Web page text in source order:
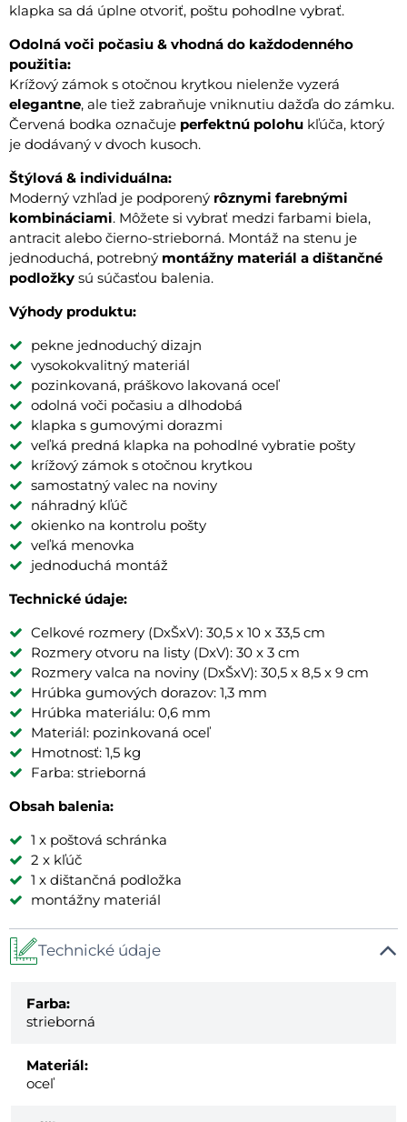
klapka sa dá úplne otvoriť, poštu pohodlne vybrať.
Odolná voči počasiu & vhodná do každodenného
použitia:
Krížový zámok s otočnou krytkou nielenže vyzerá
elegantne, ale tiež zabraňuje vniknutiu dažďa do zámku.
Červená bodka označuje perfektnú polohu kľúča, ktorý
je dodávaný v dvoch kusoch.
Štýlová & individuálna:
Moderný vzhľad je podporený rôznymi farebnými
kombináciami. Môžete si vybrať medzi farbami biela,
antracit alebo čierno-strieborná. Montáž na stenu je
jednoduchá, potrebný montážny materiál a dištančné
podložky sú súčasťou balenia.
Výhody produktu:
pekne jednoduchý dizajn
vysokokvalitný materiál
pozinkovaná, práškovo lakovaná oceľ
odolná voči počasiu a dlhodobá
klapka s gumovými dorazmi
veľká predná klapka na pohodlné vybratie pošty
krížový zámok s otočnou krytkou
samostatný valec na noviny
náhradný kľúč
okienko na kontrolu pošty
veľká menovka
jednoduchá montáž
Technické údaje:
Celkové rozmery (DxŠxV): 30,5 x 10 x 33,5 cm
Rozmery otvoru na listy (DxV): 30 x 3 cm
Rozmery valca na noviny (DxŠxV): 30,5 x 8,5 x 9 cm
Hrúbka gumových dorazov: 1,3 mm
Hrúbka materiálu: 0,6 mm
Materiál: pozinkovaná oceľ
Hmotnosť: 1,5 kg
Farba: strieborná
Obsah balenia:
1 x poštová schránka
2 x kľúč
1 x dištančná podložka
montážny materiál
Technické údaje
Farba:
strieborná
Materiál:
oceľ